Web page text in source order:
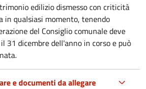
edilizio dismesso con criticità
in qualsiasi momento, tenendo
del Consiglio comunale deve
31 dicembre dell'anno in corso e può
e documenti da allegare